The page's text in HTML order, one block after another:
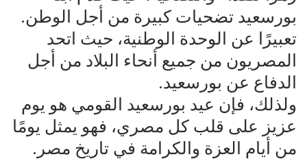
بورسعيد تضحيات كبيرة من أجل الوطن.
تعبيرًا عن الوحدة الوطنية، حيث اتحد
المصريون من جميع أنحاء البلاد من أجل
الدفاع عن بورسعيد.
ولذلك، فإن عيد بورسعيد القومي هو يوم
عزيز على قلب كل مصري، فهو يمثل يومًا
من أيام العزة والكرامة في تاريخ مصر.